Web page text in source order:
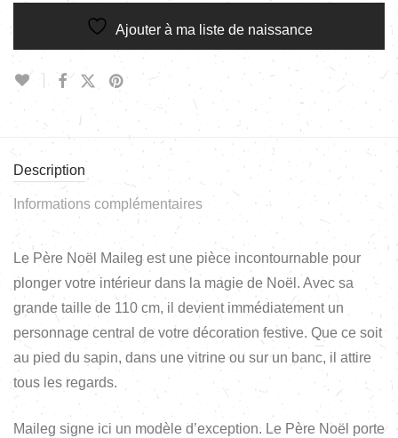
Ajouter à ma liste de naissance
Description
Informations complémentaires
Le Père Noël Maileg est une pièce incontournable pour
plonger votre intérieur dans la magie de Noël. Avec sa
grande taille de 110 cm, il devient immédiatement un
personnage central de votre décoration festive. Que ce soit
au pied du sapin, dans une vitrine ou sur un banc, il attire
tous les regards.
Maileg signe ici un modèle d’exception. Le Père Noël porte